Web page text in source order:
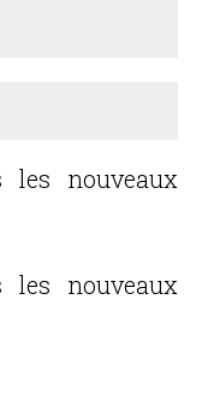
les nouveaux
les nouveaux